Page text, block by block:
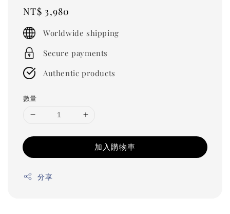
Regular
price
NT$ 3,980
Worldwide shipping
Secure payments
Authentic products
數量
加入購物車
分享